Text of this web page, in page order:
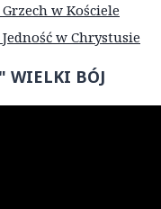
w Kościele
w Chrystusie
WIELKI BÓJ